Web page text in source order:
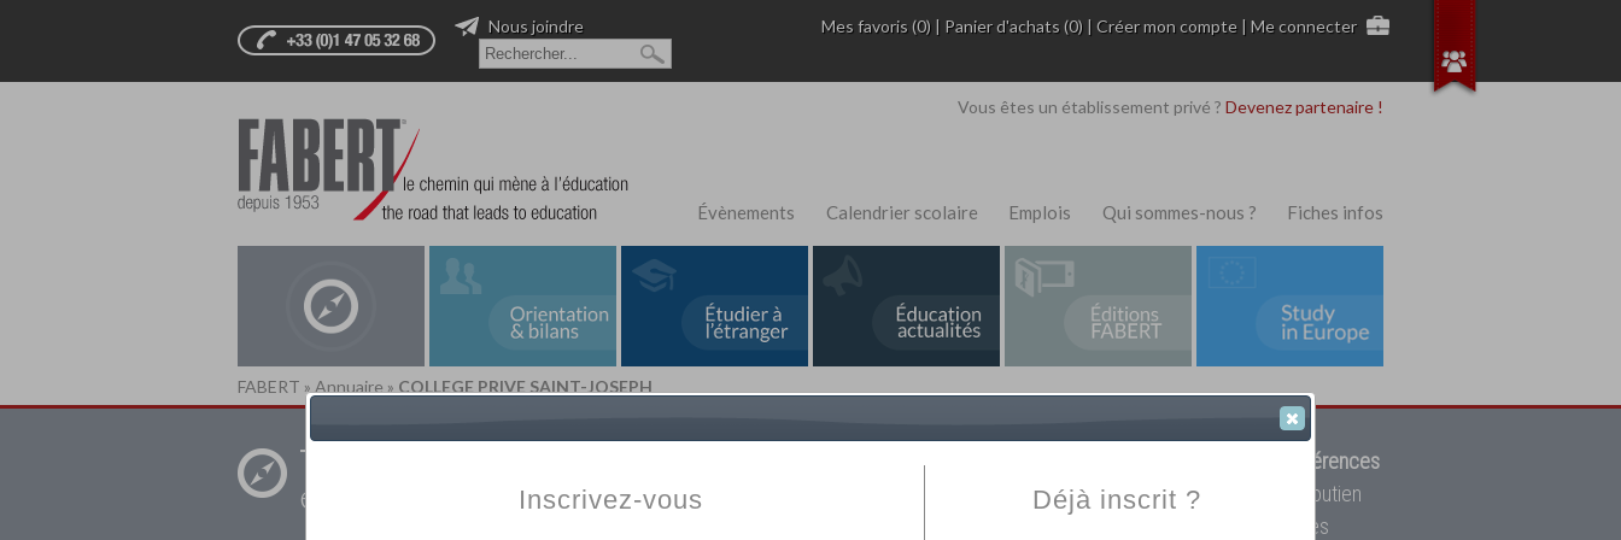
Mes favoris (0) | Panier d'achats (0) |Créer mon compte |Me connecter
Nous joindre
Vous êtes un établissement privé ? Devenez partenaire !
Évènements Calendrier scolaire Emplois Qui sommes-nous ? Fiches infos
FABERT » Annuaire » COLLEGE PRIVE SAINT-JOSEPH
Trouver un
établissement privé
Fabert.com
12908 références
votre établissement privé, du primaire au supérieur, mais aussi des cours de soutien
scolaire et des cours à distance. Ce moteur regroupe toutes les écoles privées
Inscrivez-vous Déjà inscrit ?